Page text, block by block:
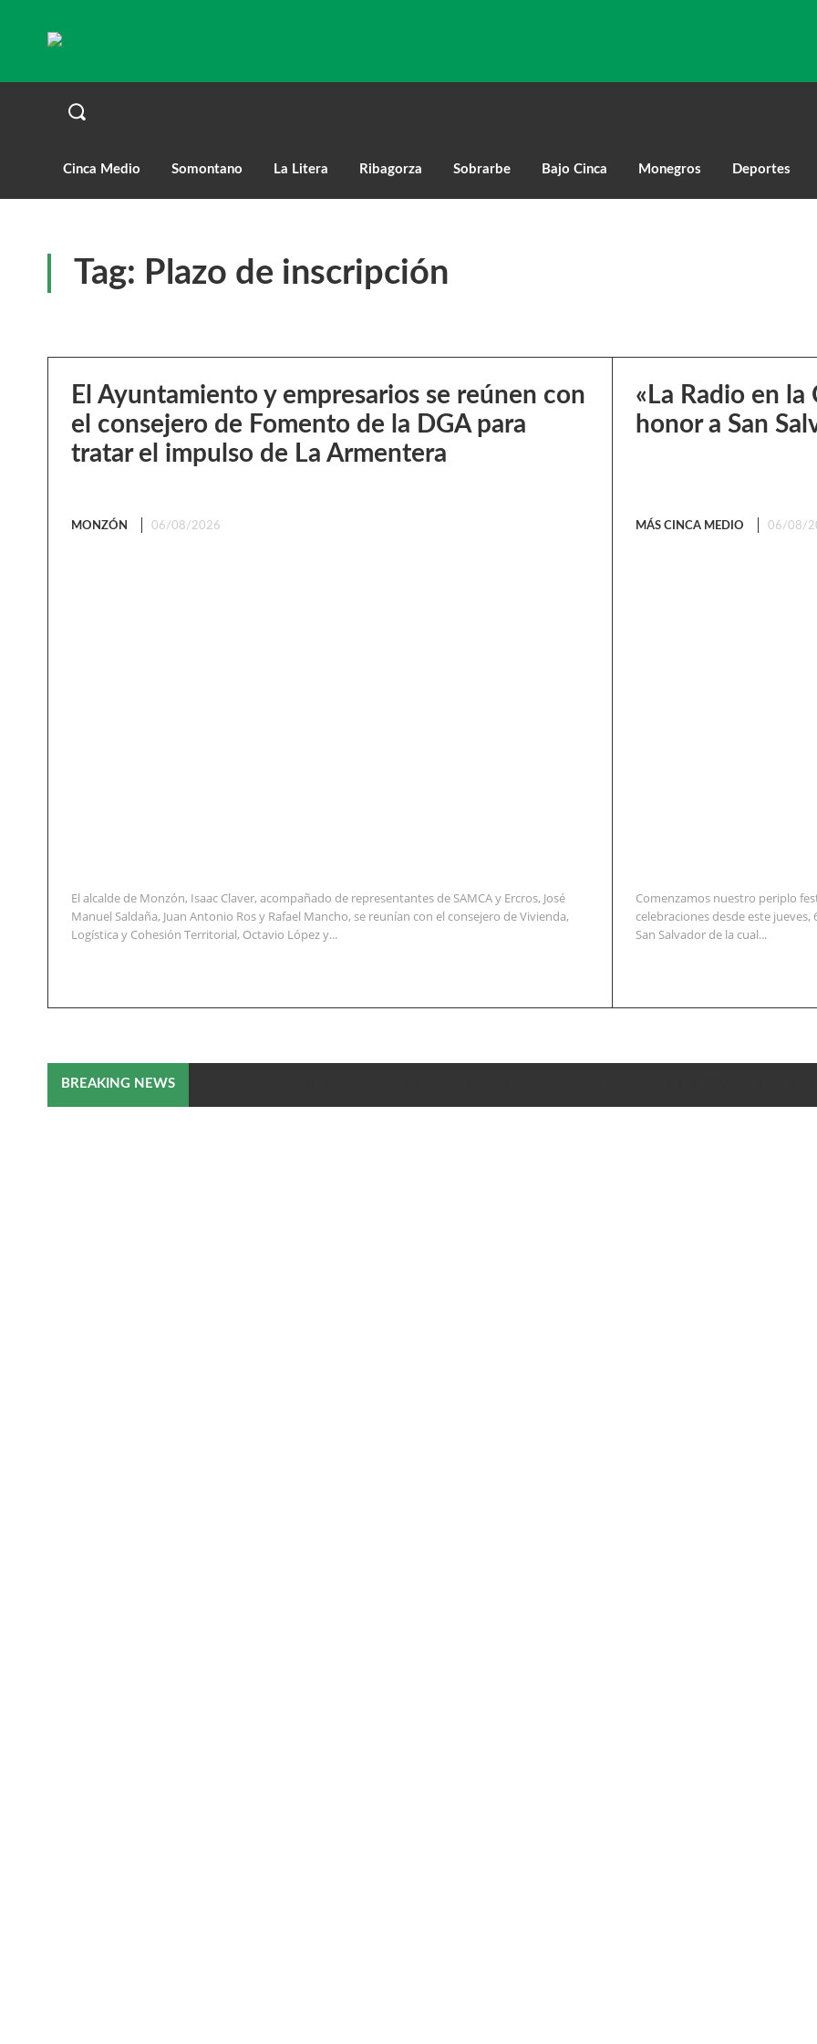
Cinca Medio Somontano La Litera Ribagorza Sobrarbe Bajo Cinca Monegros Deportes
Tag: Plazo de inscripción
El Ayuntamiento y empresarios se reúnen con
el consejero de Fomento de la DGA para
tratar el impulso de La Armentera
MONZÓN 06/08/2026
El alcalde de Monzón, Isaac Claver, acompañado de representantes de SAMCA y Ercros, José
Manuel Saldaña, Juan Antonio Ros y Rafael Mancho, se reunían con el consejero de Vivienda,
Logística y Cohesión Territorial, Octavio López y...
«La Radio en la
honor a San
MÁS CINCA MEDIO 06/08/
Comenzamos nuestro periplo
celebraciones desde este
San Salvador de la cual...
BREAKING NEWS